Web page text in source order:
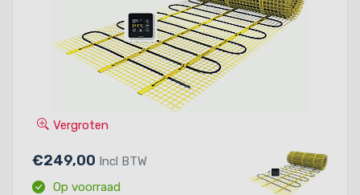
Vergroten
€249,00 Incl BTW
Op voorraad